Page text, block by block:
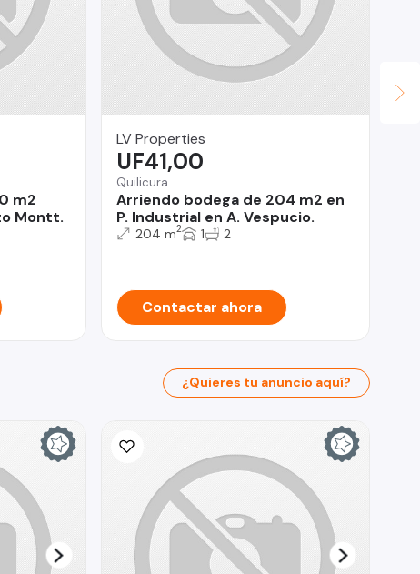
m2
Montt.
LV Properties
Quilicura
Arriendo bodega de 204 m2 en
P. Industrial en A. Vespucio.
UF41,00
204 m2 1 2
Contactar ahora
¿Quieres tu anuncio aquí?